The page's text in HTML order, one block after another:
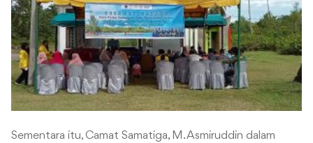
Sementara itu, Camat Samatiga, M. Asmiruddin dalam